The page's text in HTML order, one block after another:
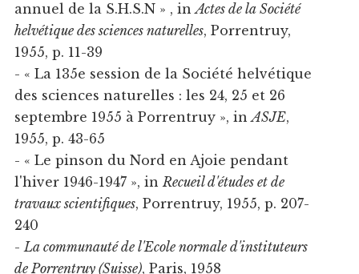
annuel de la S.H.S.N » , inActes de la Société
helvétique des sciences naturelles, Porrentruy,
1955, p. 11-39
- « La 135e session de la Société helvétique
des sciences naturelles : les 24, 25 et 26
septembre 1955 à Porrentruy », inASJE,
1955, p. 43-65
- « Le pinson du Nord en Ajoie pendant
l'hiver 1946-1947 », inRecueil d'études et de
travaux scientifiques, Porrentruy, 1955, p. 207-
240
-La communauté de l'Ecole normale d'instituteurs
de Porrentruy (Suisse), Paris, 1958